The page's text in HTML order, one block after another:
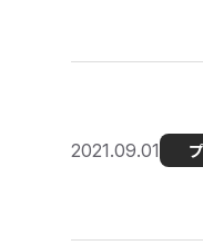
2021.09.01